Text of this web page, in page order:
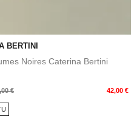
BERTINI
Noires Caterina Bertini
€ 42,00 €